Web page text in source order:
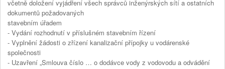
včetně doložení vyjádření všech správců inženýrských sítí a ostatních
dokumentů požadovaných
stavebním úřadem
- Vydání rozhodnutí v příslušném stavebním řízení
- Vyplnění žádosti o zřízení kanalizační přípojky u vodárenské
společnosti
- Uzavření „Smlouva číslo … o dodávce vody z vodovodu a odvádění